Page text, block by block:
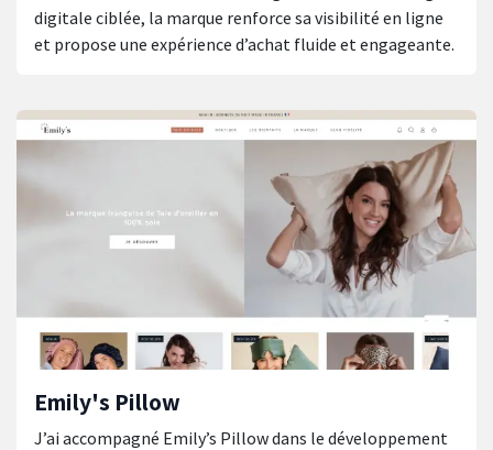
digitale ciblée, la marque renforce sa visibilité en ligne
et propose une expérience d’achat fluide et engageante.
Emily's Pillow
J’ai accompagné Emily’s Pillow dans le développement